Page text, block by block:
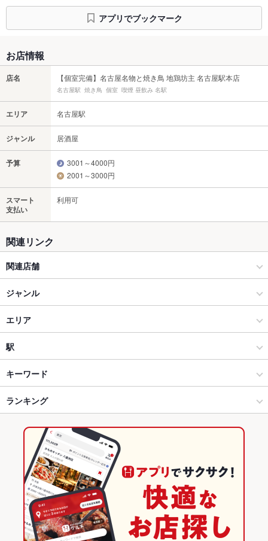
アプリでブックマーク
お店情報
店名 【個室完備】名古屋名物と焼き鳥 地鶏坊主 名古屋駅本店
名古屋駅 焼き鳥 個室 喫煙 昼飲み 名駅
エリア 名古屋駅
ジャンル 居酒屋
予算
3001～4000円
2001～3000円
スマート
支払い
利用可
関連リンク
関連店舗
地鶏坊主
個室 貸切居酒屋 地鶏坊主 金山北寺 飲み放題
焼肉 GYUJIN 大曽根店
馬刺しと焼き鳥 本格九州料理 飲み放題 個室居酒屋 九州小
馬刺しと焼き鳥 本格九州料理 飲み放題 個室居酒屋 九州小
海鮮と寿司と焼き鳥 飲み放題 個室居酒屋 喰海 名古屋駅前
名古屋駅 個室 牛タン 海鮮 居酒屋 飲み放題 東北商店
名駅店
焼き鳥 海鮮 牛タン 飲み放題 個室居酒屋 東北商店 栄
プリンセス大通店
ジャンル
居酒屋
和風
名古屋（名古屋駅/西区/中村区） × 居酒屋
名古屋（名古屋駅/西区/中村区） × 和風
名古屋駅 × 居酒屋
名古屋駅 × 和風
焼き鳥・鶏料理
名古屋（名古屋駅/西区/中村区） × 和食
エリア
名古屋駅
名古屋駅 × 居酒屋
名古屋駅 × 和風
名古屋駅 × 和食
名古屋駅 × 焼き鳥・鶏料理
愛知 × 居酒屋
愛知 × 和風
駅
近鉄名古屋駅
名古屋駅
名鉄名古屋駅
キーワード
卵焼き 手羽先
ひつまぶし 焼きそば
デザート ねぎ焼き
ランキング
愛知のグルメランキング
愛知の居酒屋ランキング
名古屋（名古屋駅/西区/中村区）のグルメランキング
名古屋（名古屋駅/西区/中村区）の居酒屋ランキング
名古屋駅のグルメランキング